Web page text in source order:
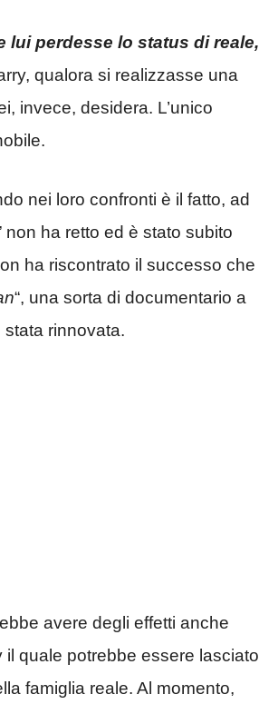
lui perdesse lo status di reale,
qualora si realizzasse una
invece, desidera. L’unico
nei loro confronti è il fatto, ad
non ha retto ed è stato subito
ha riscontrato il successo che
“, una sorta di documentario a
rinnovata.
avere degli effetti anche
quale potrebbe essere lasciato
famiglia reale. Al momento,